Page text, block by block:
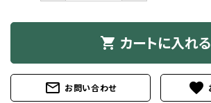
shopping_cart カートに入れる
mail_outline お問い合わせ favorite